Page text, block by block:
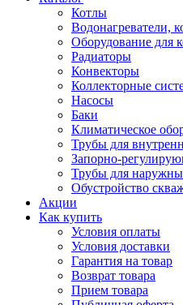
Котлы
Водонагреватели,
Оборудование для
Радиаторы
Конвекторы
Коллекторные
Насосы
Баки
Климатическое
Трубы для
Запорно-
Трубы для
Обустройство
Акции
Как купить
Условия оплаты
Условия доставки
Гарантия на товар
Возврат товара
Прием товара